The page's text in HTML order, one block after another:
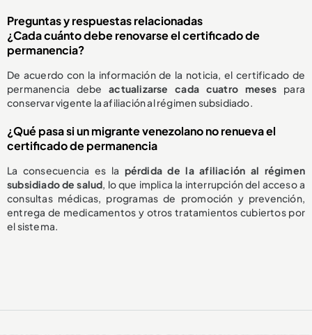
Preguntas y respuestas relacionadas
¿Cada cuánto debe renovarse el certificado de
permanencia?
De acuerdo con la información de la noticia, el certificado de
permanencia debeactualizarse cada cuatro meses para
conservar vigente la afiliación al régimen subsidiado.
¿Qué pasa si un migrante venezolano no renueva el
certificado de permanencia
La consecuencia es la pérdida de la afiliación al régimen
subsidiado de salud, lo que implica la interrupción del acceso a
consultas médicas, programas de promoción y prevención,
entrega de medicamentos y otros tratamientos cubiertos por
el sistema.